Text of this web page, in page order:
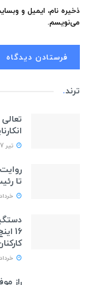
ذخیره نام، ایمیل و
می‌نویسم.
ترند.
تیر 7, 1405
تا
خرداد 19, 1405
16
خرداد 21, 1405